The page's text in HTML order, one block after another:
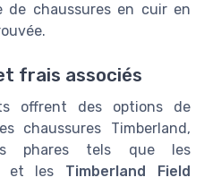
de chaussures en cuir en
frais associés
offrent des options de
chaussures Timberland,
phares tels que les
et les Timberland Field